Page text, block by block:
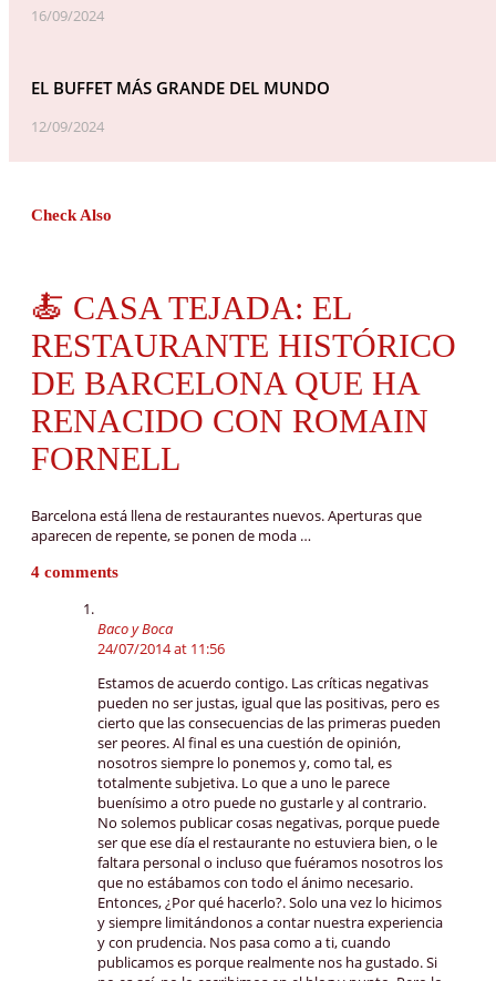
16/09/2024
EL BUFFET MÁS GRANDE DEL MUNDO
12/09/2024
Check Also
🍝 CASA TEJADA: EL
RESTAURANTE HISTÓRICO
DE BARCELONA QUE HA
RENACIDO CON ROMAIN
FORNELL
Barcelona está llena de restaurantes nuevos. Aperturas que
aparecen de repente, se ponen de moda …
4 comments
Baco y Boca
24/07/2014 at 11:56
Estamos de acuerdo contigo. Las críticas negativas
pueden no ser justas, igual que las positivas, pero es
cierto que las consecuencias de las primeras pueden
ser peores. Al final es una cuestión de opinión,
nosotros siempre lo ponemos y, como tal, es
totalmente subjetiva. Lo que a uno le parece
buenísimo a otro puede no gustarle y al contrario.
No solemos publicar cosas negativas, porque puede
ser que ese día el restaurante no estuviera bien, o le
faltara personal o incluso que fuéramos nosotros los
que no estábamos con todo el ánimo necesario.
Entonces, ¿Por qué hacerlo?. Solo una vez lo hicimos
y siempre limitándonos a contar nuestra experiencia
y con prudencia. Nos pasa como a ti, cuando
publicamos es porque realmente nos ha gustado. Si